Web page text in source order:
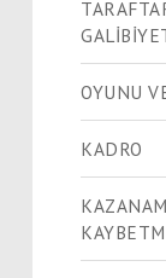
OYUNU
KADRO